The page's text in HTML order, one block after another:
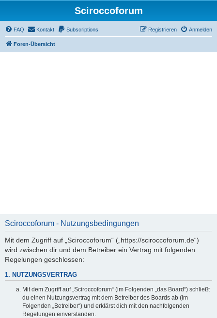
Sciroccoforum
FAQ Kontakt Subscriptions Anmelden
Registrieren
Foren-Übersicht
Sciroccoforum - Nutzungsbedingungen
Mit dem Zugriff auf „Sciroccoforum“ („https://sciroccoforum.de“)
wird zwischen dir und dem Betreiber ein Vertrag mit folgenden
Regelungen geschlossen:
1. NUTZUNGSVERTRAG
Mit dem Zugriff auf „Sciroccoforum“ (im Folgenden „das Board“) schließt
du einen Nutzungsvertrag mit dem Betreiber des Boards ab (im
Folgenden „Betreiber“) und erklärst dich mit den nachfolgenden
Regelungen einverstanden.